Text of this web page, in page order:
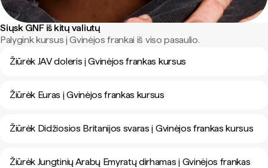
Siųsk GNF iš kitų valiutų
Palygink kursus į Gvinėjos frankai iš viso pasaulio.
Žiūrėk JAV doleris į Gvinėjos frankas kursus
Žiūrėk Euras į Gvinėjos frankas kursus
Žiūrėk Didžiosios Britanijos svaras į Gvinėjos frankas kursus
Žiūrėk Jungtinių Arabų Emyratų dirhamas į Gvinėjos frankas